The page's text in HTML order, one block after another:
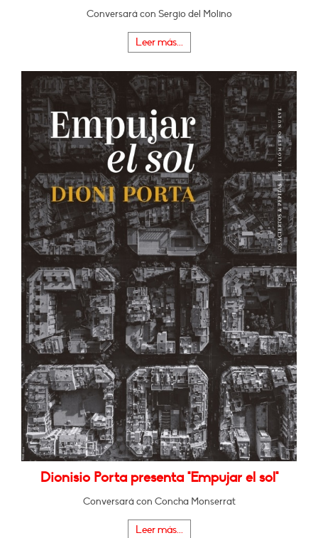
Conversará con Sergio del Molino
Leer más...
Dionisio Porta presenta "Empujar el sol"
Conversará con Concha Monserrat
Leer más...